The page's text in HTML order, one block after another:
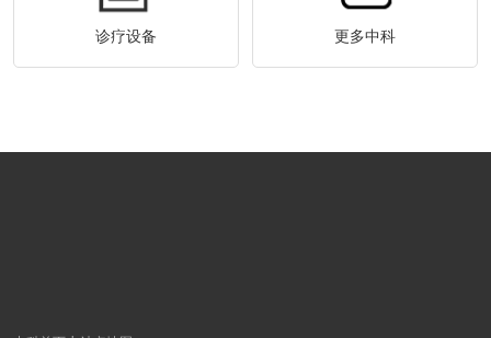
诊疗设备 更多中科